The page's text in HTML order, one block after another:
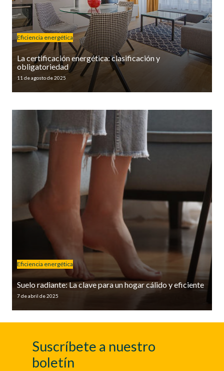
Eficiencia energética
La certificación energética: clasificación y
obligatoriedad
11 de agosto de 2025
Eficiencia energética
Suelo radiante: La clave para un hogar cálido y eficiente
7 de abril de 2025
Suscríbete a nuestro
boletín